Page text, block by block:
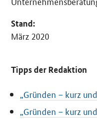
Stand:
März 2020
Tipps der Redaktion
„Gründen – kurz
„Gründen – kurz